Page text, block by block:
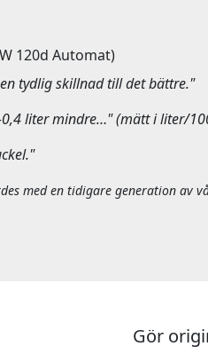
120d Automat)
tydlig skillnad till det bättre."
liter mindre…" (mätt i liter/
med en tidigare generation av
Gör